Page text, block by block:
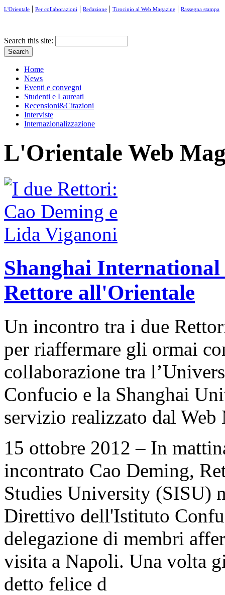
L'Orientale | Per collaborazioni | Redazione | Tirocinio al Web Magazine | Rassegna stampa
Search this site:
Home
News
Eventi e convegni
Studenti e Laureati
Recensioni&Citazioni
Interviste
Internazionalizzazione
L'Orientale Web
Shanghai
Rettore all'Orientale
Un incontro tra i due
per riaffermare gli ormai
collaborazione tra
Confucio e la Shanghai
servizio realizzato dal Web
15 ottobre 2012 – In
incontrato Cao Deming,
Studies University (SISU)
Direttivo dell'Istituto
delegazione di membri
visita a Napoli. Una volta
detto felice d